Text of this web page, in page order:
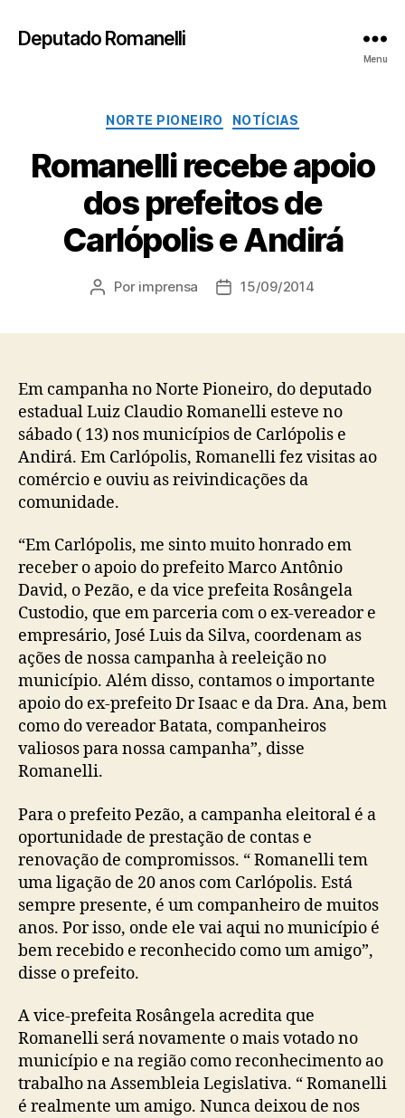
Deputado Romanelli
Menu
Categorias
NORTE PIONEIRO NOTÍCIAS
Romanelli recebe apoio
dos prefeitos de
Carlópolis e Andirá
Autor
Por imprensa
Data15/09/2014
Em campanha no Norte Pioneiro, do deputado
estadual Luiz Claudio Romanelli esteve no
sábado ( 13) nos municípios de Carlópolis e
Andirá. Em Carlópolis, Romanelli fez visitas ao
comércio e ouviu as reivindicações da
comunidade.
“Em Carlópolis, me sinto muito honrado em
receber o apoio do prefeito Marco Antônio
David, o Pezão, e da vice prefeita Rosângela
Custodio, que em parceria com o ex-vereador e
empresário, José Luis da Silva, coordenam as
ações de nossa campanha à reeleição no
município. Além disso, contamos o importante
apoio do ex-prefeito Dr Isaac e da Dra. Ana, bem
como do vereador Batata, companheiros
valiosos para nossa campanha”, disse
Romanelli.
Para o prefeito Pezão, a campanha eleitoral é a
oportunidade de prestação de contas e
renovação de compromissos. “ Romanelli tem
uma ligação de 20 anos com Carlópolis. Está
sempre presente, é um companheiro de muitos
anos. Por isso, onde ele vai aqui no município é
bem recebido e reconhecido como um amigo”,
disse o prefeito.
A vice-prefeita Rosângela acredita que
Romanelli será novamente o mais votado no
município e na região como reconhecimento ao
trabalho na Assembleia Legislativa. “ Romanelli
é realmente um amigo. Nunca deixou de nos